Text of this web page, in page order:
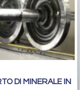
DI MINERALE IN